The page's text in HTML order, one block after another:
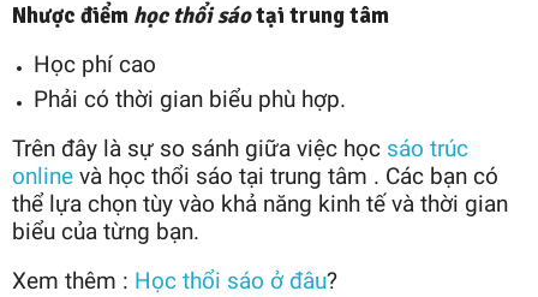
Nhược điểm học thổi sáotại trung tâm
Học phí cao
Phải có thời gian biểu phù hợp.
Trên đây là sự so sánh giữa việc học sáo trúc
online và học thổi sáo tại trung tâm . Các bạn có
thể lựa chọn tùy vào khả năng kinh tế và thời gian
biểu của từng bạn.
Xem thêm : Học thổi sáo ở đâu?